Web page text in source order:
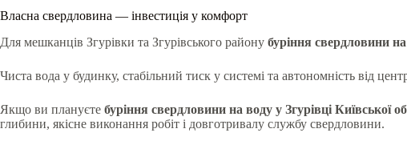
Власна свердловина — інвестиція у комфорт
Для мешканців Згурівки та Згурівського району буріння свердловини
Чиста вода у будинку, стабільний тиск у системі та автономність від
Якщо ви плануєте буріння свердловини на воду у Згурівці Київської
глибини, якісне виконання робіт і довготривалу службу свердловини.